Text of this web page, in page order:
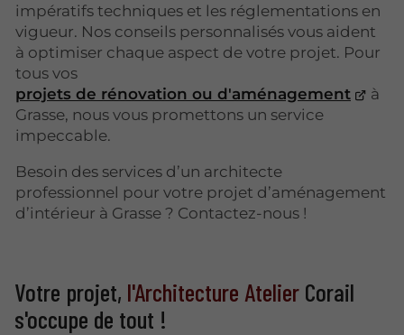
impératifs techniques et les réglementations en
vigueur. Nos conseils personnalisés vous aident
à optimiser chaque aspect de votre projet. Pour
tous vos
projets de rénovation ou d'aménagement
à
Grasse, nous vous promettons un service
impeccable.
Besoin des services d’un architecte
professionnel pour votre projet d’aménagement
d’intérieur à Grasse ? Contactez-nous !
Votre projet, l'Architecture Atelier Corail
s'occupe de tout !